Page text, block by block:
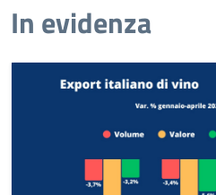
In evidenza